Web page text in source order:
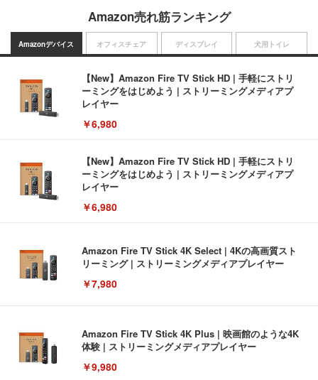
Amazon売れ筋ランキング
Amazonデバイス
【New】Amazon Fire TV Stick HD | 手軽にストリ
ーミングをはじめよう | ストリーミングメディアプ
レイヤー
￥6,980
【New】Amazon Fire TV Stick HD | 手軽にストリ
ーミングをはじめよう | ストリーミングメディアプ
レイヤー
￥6,980
Amazon Fire TV Stick 4K Select | 4Kの高画質スト
リーミング | ストリーミングメディアプレイヤー
￥7,980
Amazon Fire TV Stick 4K Plus | 映画館のような4K
体験 | ストリーミングメディアプレイヤー
￥9,980
オフィスチェア ディスプレイ 犬用トイレ